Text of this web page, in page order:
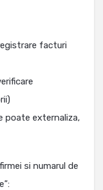
facturi
poate externaliza,
si numarul de